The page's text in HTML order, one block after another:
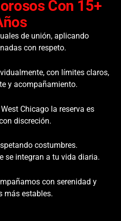
Con 15+
de unión, aplicando
con respeto.
con límites claros,
y acompañamiento.
Chicago la reserva es
discreción.
costumbres.
se integran a tu vida diaria.
con serenidad y
más estables.